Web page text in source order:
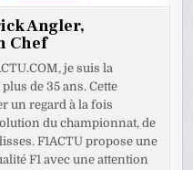
Angler,
Chef
je suis la
de 35 ans. Cette
un regard à la fois
du championnat, de
F1ACTU propose une
F1 avec une attention